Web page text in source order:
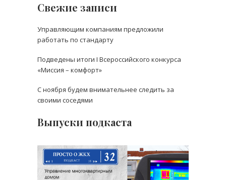
Свежие записи
Управляющим компаниям предложили
работать по стандарту
Подведены итоги I Всероссийского конкурса
«Миссия – комфорт»
С ноября будем внимательнее следить за
своими соседями
Выпуски подкаста
Выпуск 32: Повышение
энергоэффективности